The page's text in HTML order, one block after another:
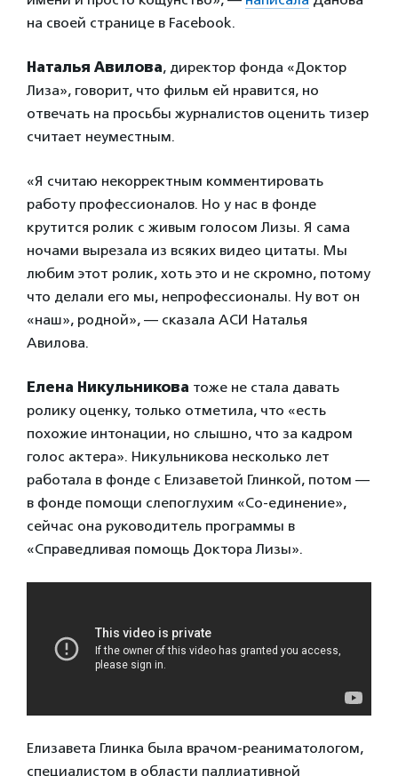
на своей странице в Facebook.
Наталья Авилова, директор фонда «Доктор
Лиза», говорит, что фильм ей нравится, но
отвечать на просьбы журналистов оценить тизер
считает неуместным.
«Я считаю некорректным комментировать
работу профессионалов. Но у нас в фонде
крутится ролик с живым голосом Лизы. Я сама
ночами вырезала из всяких видео цитаты. Мы
любим этот ролик, хоть это и не скромно, потому
что делали его мы, непрофессионалы. Ну вот он
«наш», родной», — сказала АСИ Наталья
Авилова.
Елена Никульникова тоже не стала давать
ролику оценку, только отметила, что «есть
похожие интонации, но слышно, что за кадром
голос актера». Никульникова несколько лет
работала в фонде с Елизаветой Глинкой, потом —
в фонде помощи слепоглухим «Со-единение»,
сейчас она руководитель программы в
«Справедливая помощь Доктора Лизы».
Елизавета Глинка была врачом-реаниматологом,
специалистом в области паллиативной